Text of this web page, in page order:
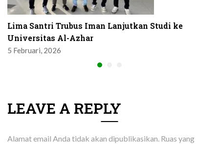
Lima Santri Trubus Iman Lanjutkan Studi ke
Universitas Al-Azhar
5 Februari, 2026
LEAVE A REPLY
Alamat email Anda tidak akan dipublikasikan. Ruas yang